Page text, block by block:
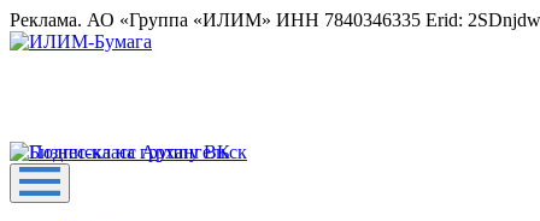
Реклама. АО «Группа «ИЛИМ» ИНН 7840346335 Erid: